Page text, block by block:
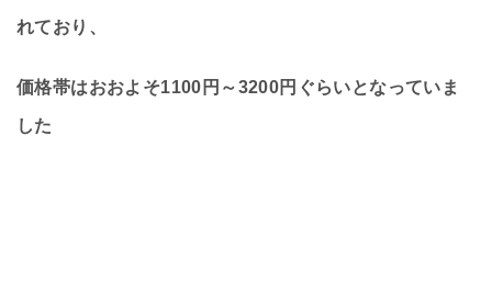
れており、
価格帯はおおよそ1100円～3200円ぐらいとなっていま
した